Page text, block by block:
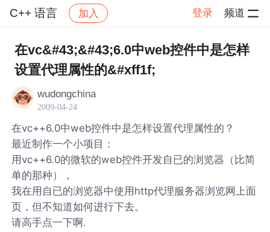
C++ 语言 加入 登录 频道
社区 C++ 语言 帖子详情
在vc&#43;&#43;6.0中web控件中是怎样
设置代理属性的&#xff1f;
wudongchina
2009-04-24
在vc++6.0中web控件中是怎样设置代理属性的？
最近制作一个小项目：
用vc++6.0的微软的web控件开发自已的浏览器（比简
单的那种），
我在用自已的浏览器中使用http代理服务器浏览网上面
页，但不知道如何进行下去。
请高手点一下啊.